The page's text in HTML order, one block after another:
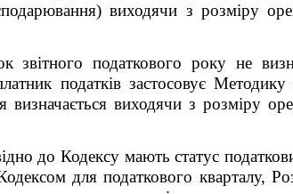
виходячи з розміру
звітного податкового року не
податків застосовує Методику
виходячи з розміру
до Кодексу мають статус
для податкового кварталу,